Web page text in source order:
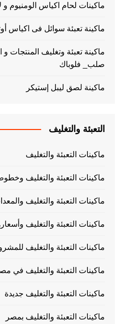
ماكينات لحام اكياس الومنيوم و
ماكينة تعبئة سوائل فى اكياس
ماكينة تعبئة وتغليف المنتجات
صلب_ فلوباك
ماكينة لصق ليبل إستيكر
التعبئة والتغليف
ماكينات التعبئة والتغليف
ماكينات التعبئة والتغليف وخطوط
ماكينات التعبئة والتغليف
ماكينات التعبئة والتغليف
ماكينات التعبئة والتغليف
ماكينات التعبئة والتغليف في
ماكينات التعبئة والتغليف جديدة
ماكينات التعبئة والتغليف بمصر